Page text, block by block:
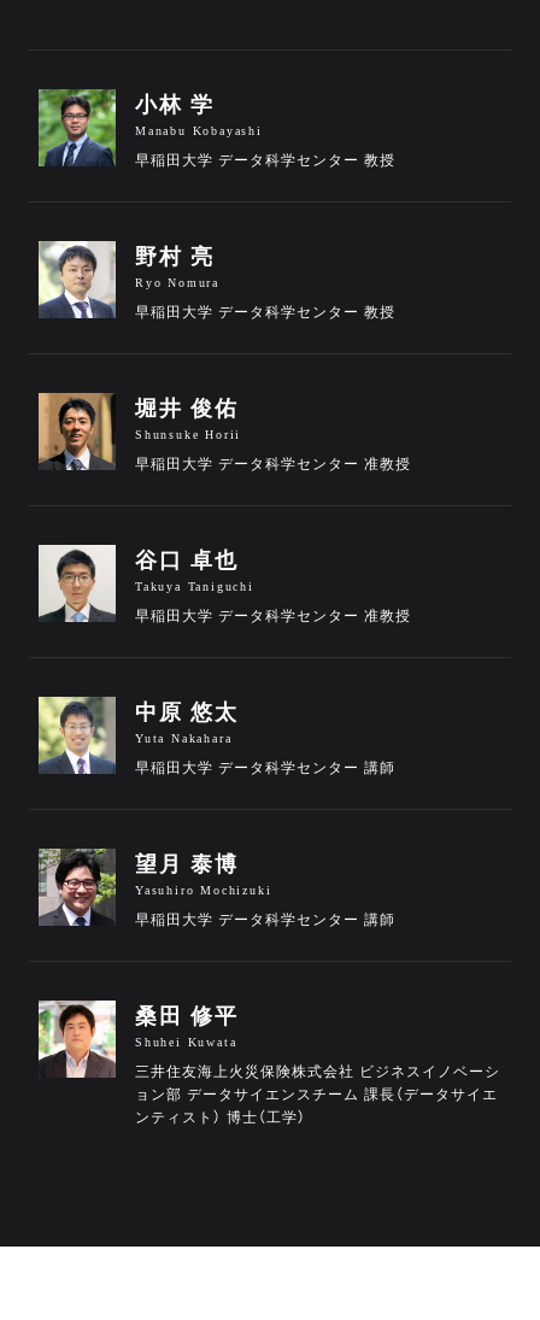
小林 学
Manabu Kobayashi
早稲田大学 データ科学センター 教授
野村 亮
Ryo Nomura
早稲田大学 データ科学センター 教授
堀井 俊佑
Shunsuke Horii
早稲田大学 データ科学センター 准教授
谷口 卓也
Takuya Taniguchi
早稲田大学 データ科学センター 准教授
中原 悠太
Yuta Nakahara
早稲田大学 データ科学センター 講師
望月 泰博
Yasuhiro Mochizuki
早稲田大学 データ科学センター 講師
桑田 修平
Shuhei Kuwata
三井住友海上火災保険株式会社 ビジネスイノベーシ
ョン部 データサイエンスチーム 課長（データサイエ
ンティスト） 博士（工学）